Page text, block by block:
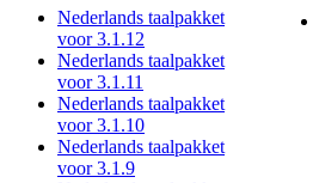
Nederlands taalpakket
voor 3.1.12
Nederlands taalpakket
voor 3.1.11
Nederlands taalpakket
voor 3.1.10
Nederlands taalpakket
voor 3.1.9